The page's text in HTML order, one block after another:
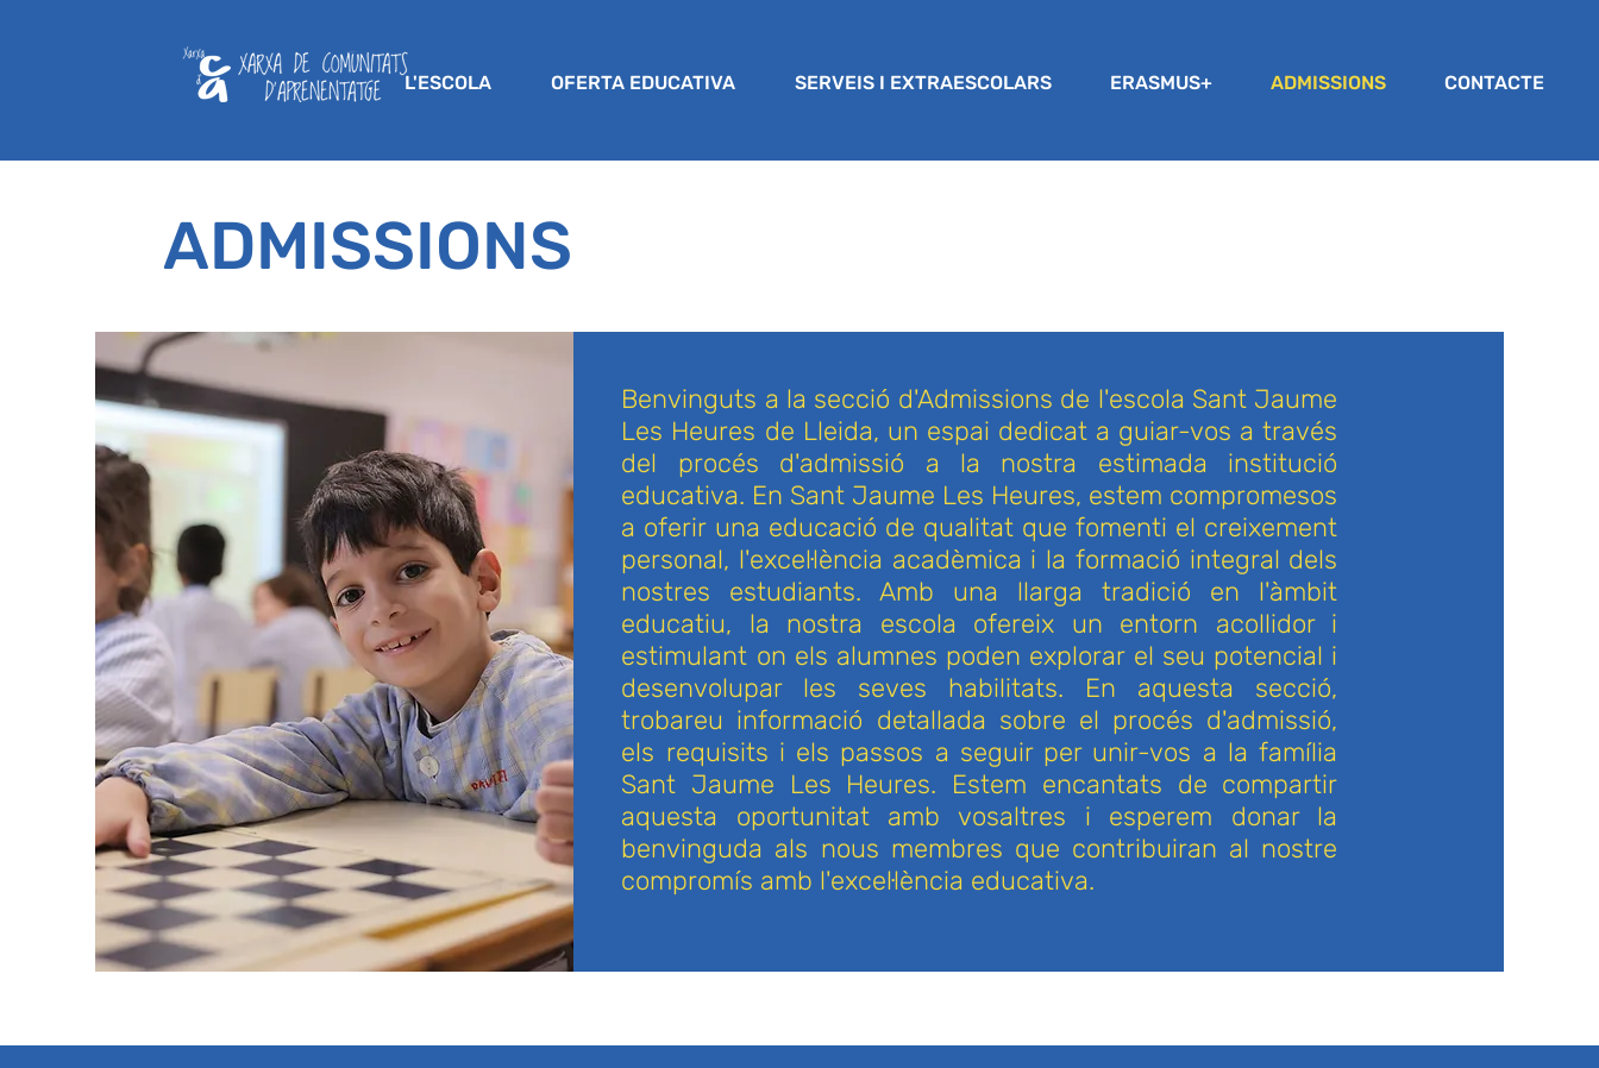
L'ESCOLA OFERTA EDUCATIVA SERVEIS I EXTRAESCOLARS ERASMUS+ ADMISSIONS CONTACTE
ADMISSIONS
Benvinguts a la secció d'Admissions de l'escola Sant Jaume
Les Heures de Lleida, un espai dedicat a guiar-vos a través
del procés d'admissió a la nostra estimada institució
educativa. En Sant Jaume Les Heures, estem compromesos
a oferir una educació de qualitat que fomenti el creixement
personal, l'excel·lència acadèmica i la formació integral dels
nostres estudiants. Amb una llarga tradició en l'àmbit
educatiu, la nostra escola ofereix un entorn acollidor i
estimulant on els alumnes poden explorar el seu potencial i
desenvolupar les seves habilitats. En aquesta secció,
trobareu informació detallada sobre el procés d'admissió,
els requisits i els passos a seguir per unir-vos a la família
Sant Jaume Les Heures. Estem encantats de compartir
aquesta oportunitat amb vosaltres i esperem donar la
benvinguda als nous membres que contribuiran al nostre
compromís amb l'excel·lència educativa.